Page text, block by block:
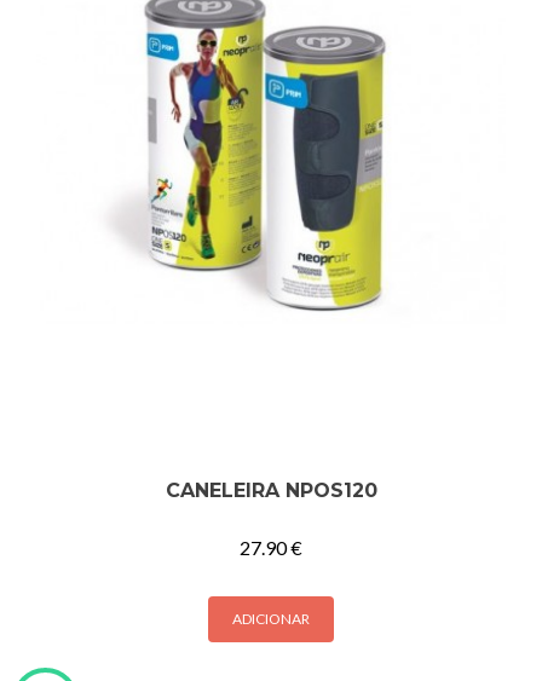
CANELEIRA NPOS120
27.90€
ADICIONAR